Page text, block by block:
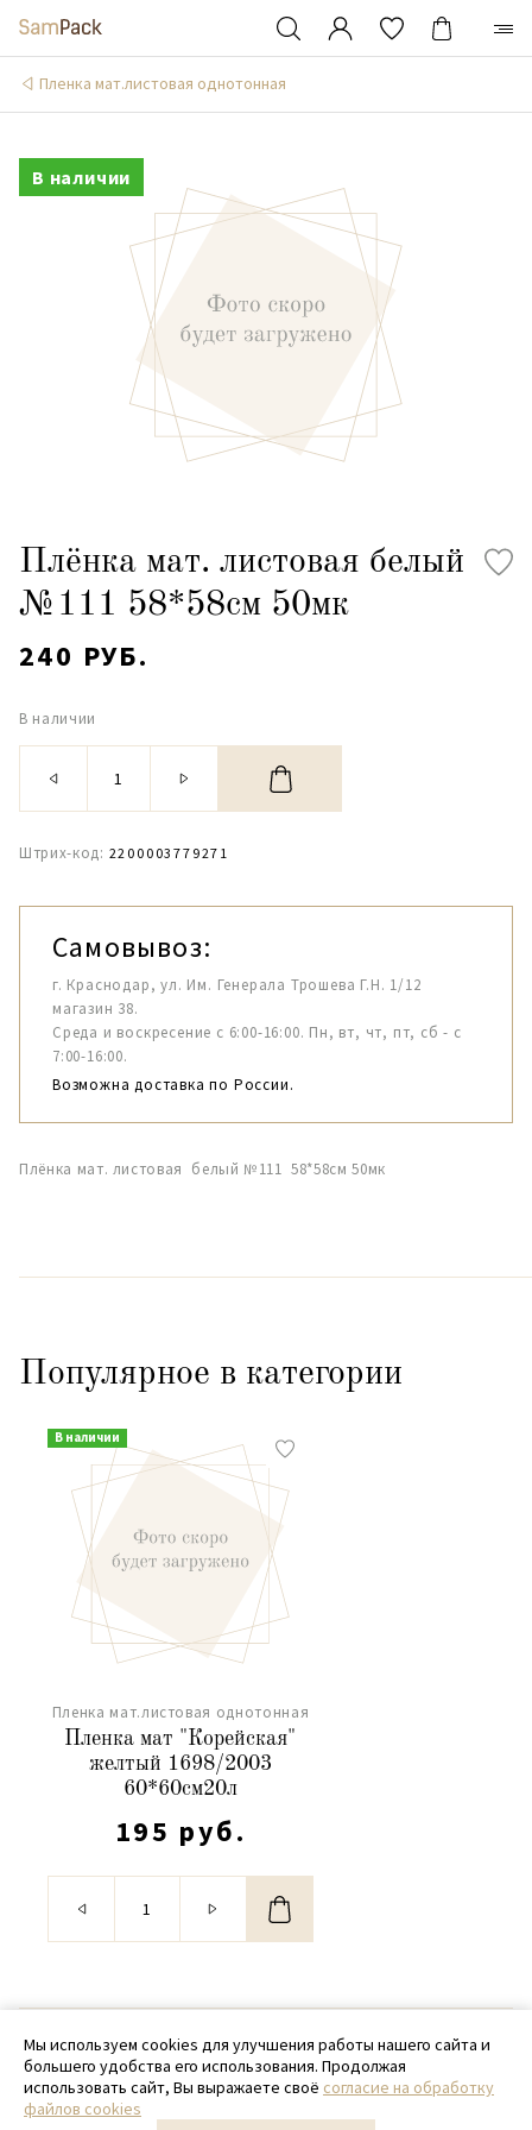
Пленка мат.листовая однотонная
В наличии
Плёнка мат. листовая белый
№111 58*58см 50мк
240 РУБ.
В наличии
Штрих-код: 2200003779271
Самовывоз:
г. Краснодар, ул. Им. Генерала Трошева Г.Н. 1/12
магазин 38.
Среда и воскресение с 6:00-16:00. Пн, вт, чт, пт, сб - с
7:00-16:00.
Возможна доставка по России.
Плёнка мат. листовая белый №111 58*58см 50мк
Популярное в категории
В наличии
Пленка мат.листовая однотонная
Пленка мат "Корейская"
желтый 1698/2003
60*60см20л
195 руб.
© 2020 - 2026 SamPack
+ 7 (918) 699-97-87
zakaz@sampack.store
Мы используем cookies для улучшения работы нашего сайта и
большего удобства его использования. Продолжая
использовать сайт, Вы выражаете своё согласие на обработку
файлов cookies